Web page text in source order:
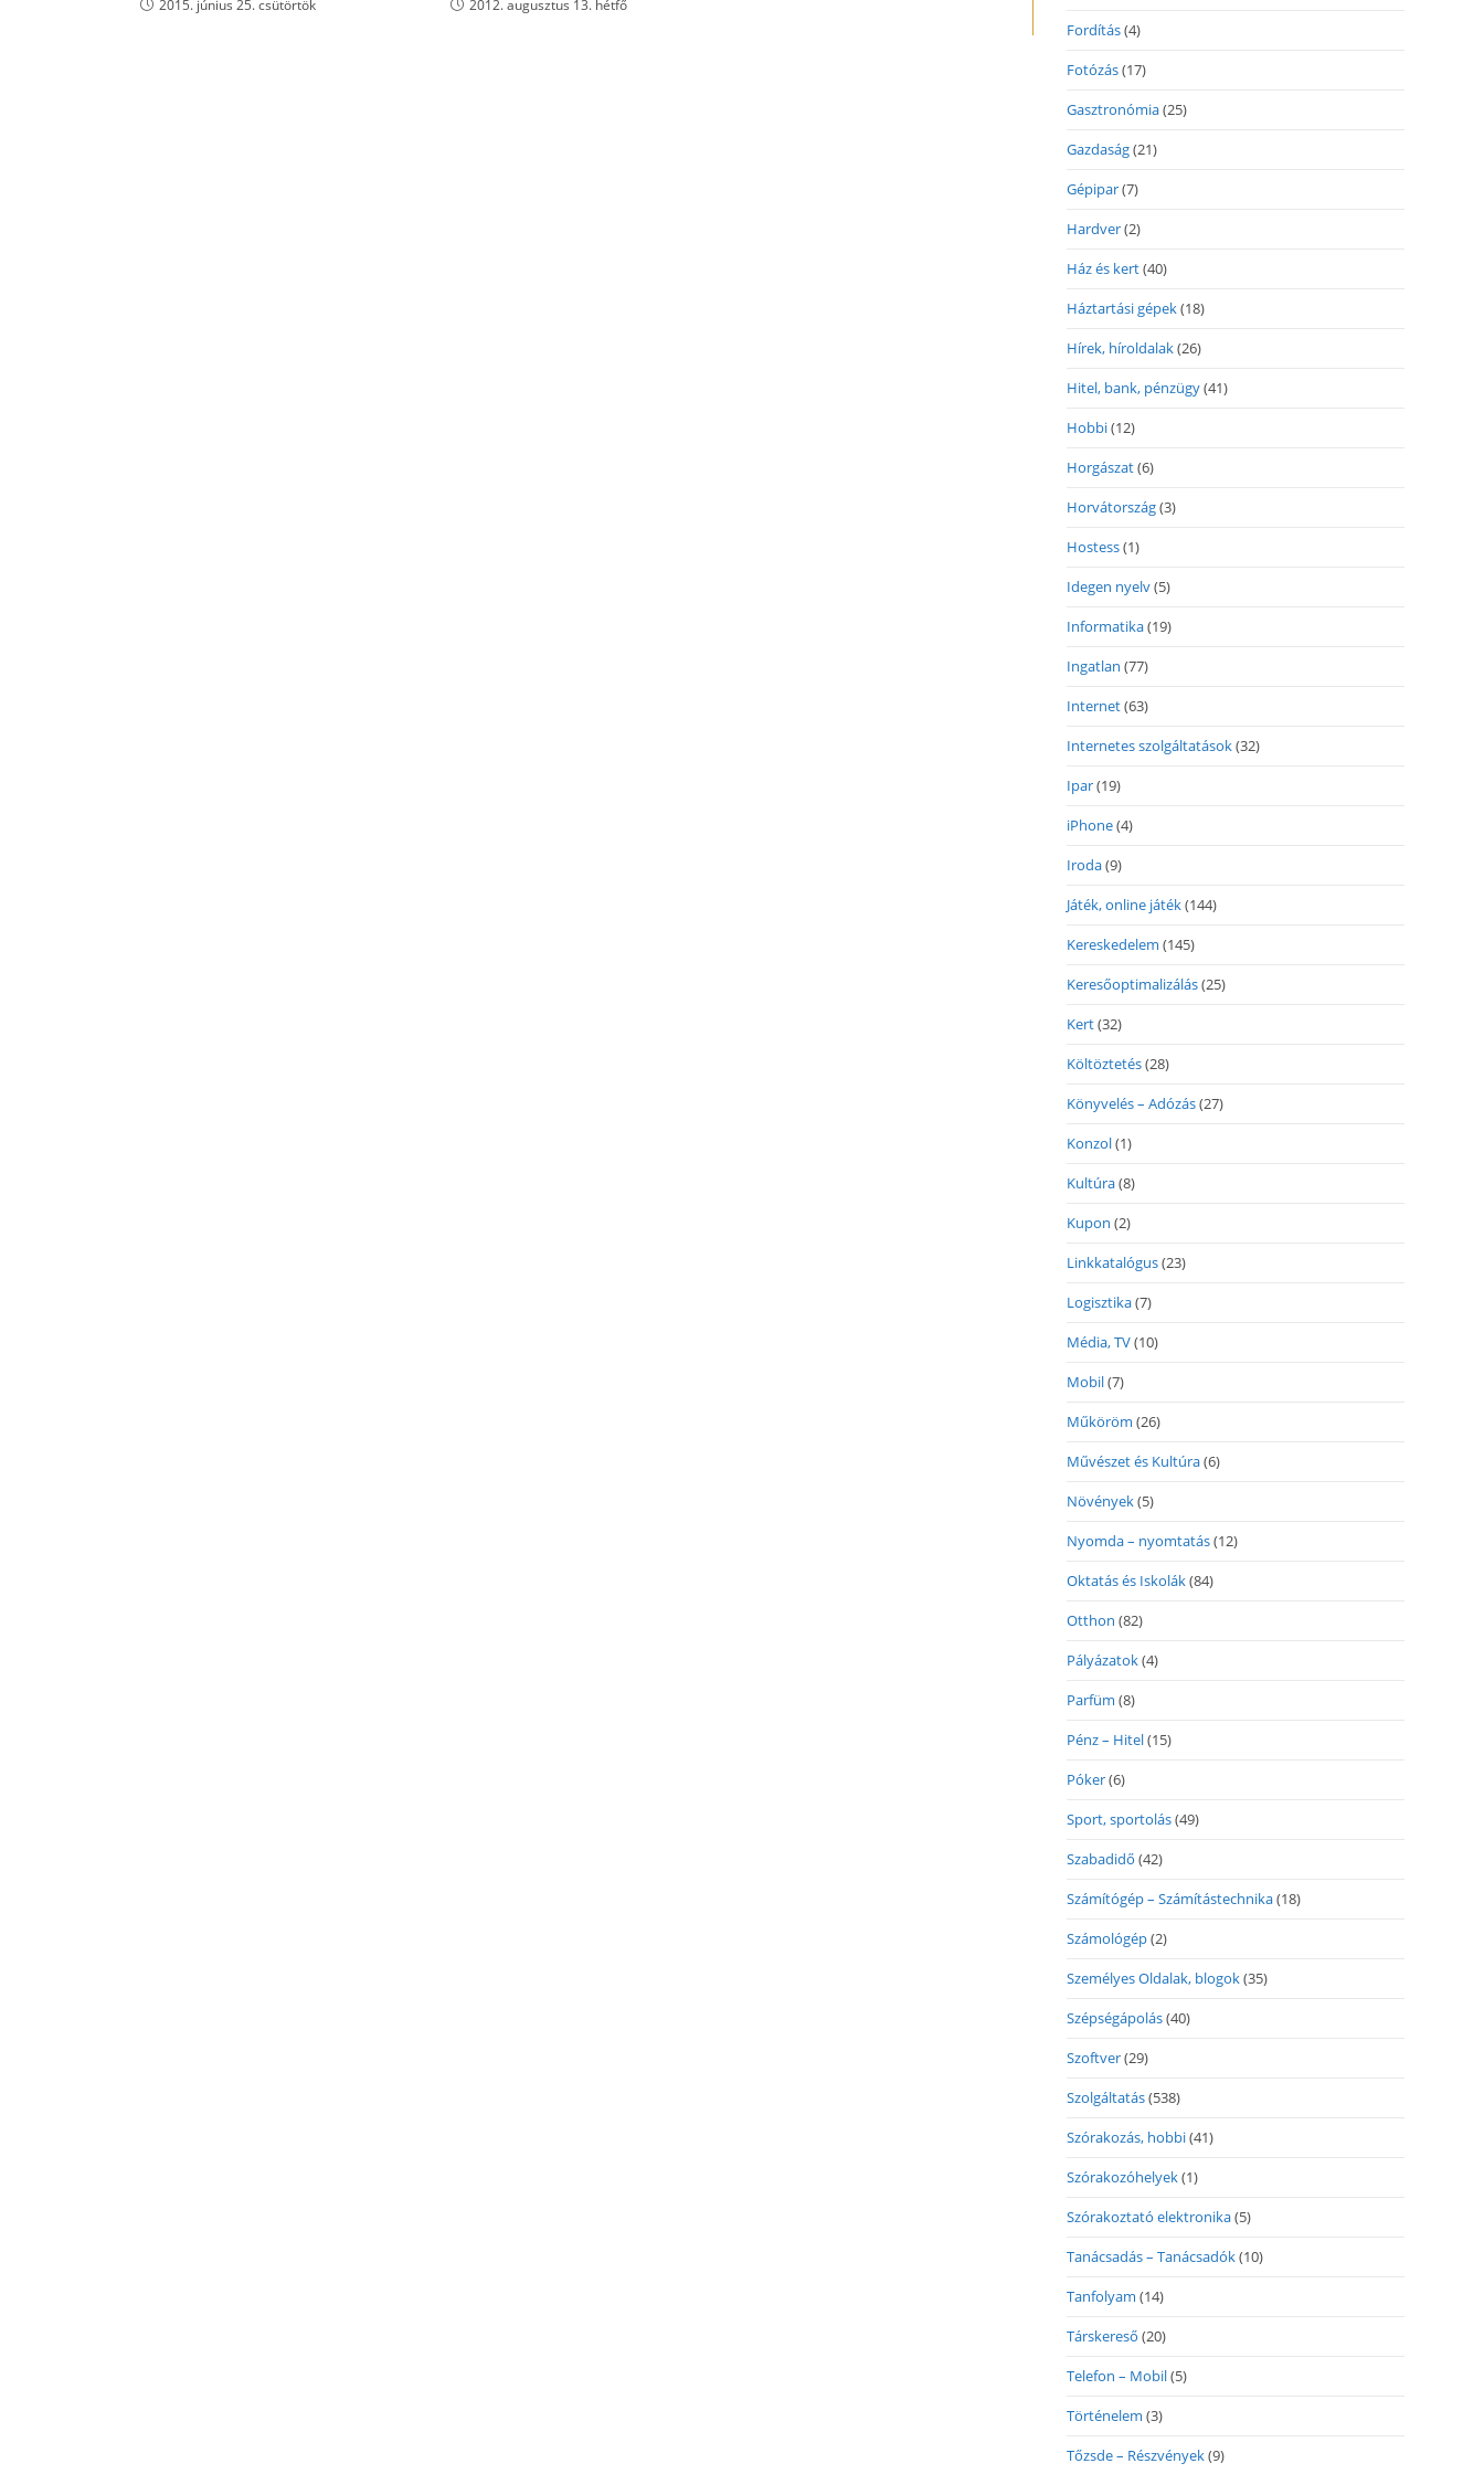
2015. június 25. csütörtök 2012. augusztus 13. hétfő
Fordítás(4)
Fotózás(17)
Gasztronómia(25)
Gazdaság(21)
Gépipar(7)
Hardver(2)
Ház és kert(40)
Háztartási gépek(18)
Hírek, híroldalak(26)
Hitel, bank, pénzügy(41)
Hobbi(12)
Horgászat(6)
Horvátország(3)
Hostess(1)
Idegen nyelv(5)
Informatika(19)
Ingatlan (77)
Internet(63)
Internetes szolgáltatások(32)
Ipar(19)
iPhone(4)
Iroda(9)
Játék, online játék(144)
Kereskedelem (145)
Keresőoptimalizálás(25)
Kert(32)
Költöztetés(28)
Könyvelés – Adózás(27)
Konzol(1)
Kultúra(8)
Kupon (2)
Linkkatalógus(23)
Logisztika(7)
Média, TV(10)
Mobil(7)
Műköröm (26)
Művészet és Kultúra(6)
Növények(5)
Nyomda – nyomtatás(12)
Oktatás és Iskolák(84)
Otthon (82)
Pályázatok(4)
Parfüm (8)
Pénz – Hitel(15)
Póker(6)
Sport, sportolás(49)
Szabadidő (42)
Számítógép – Számítástechnika(18)
Számológép(2)
Személyes Oldalak, blogok(35)
Szépségápolás(40)
Szoftver(29)
Szolgáltatás(538)
Szórakozás, hobbi(41)
Szórakozóhelyek(1)
Szórakoztató elektronika(5)
Tanácsadás – Tanácsadók(10)
Tanfolyam (14)
Társkereső (20)
Telefon – Mobil(5)
Történelem (3)
Tőzsde – Részvények(9)